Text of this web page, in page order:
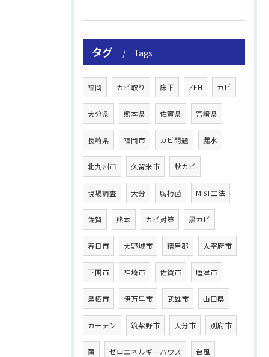
タグ Tags
福岡 カビ取り 床下 ZEH カビ
大分県 熊本県 佐賀県 宮崎県
長崎県 福岡市 カビ問題 漏水
北九州市 久留米市 秋カビ
現場調査 大分 腐朽菌 MIST工法
佐賀 熊本 カビ対策 黒カビ
春日市 大野城市 糟屋郡 太宰府市
下関市 神埼市 佐賀市 唐津市
鳥栖市 伊万里市 武雄市 山口県
カーテン 筑紫野市 大分市 別府市
菌 ゼロエネルギーハウス 台風